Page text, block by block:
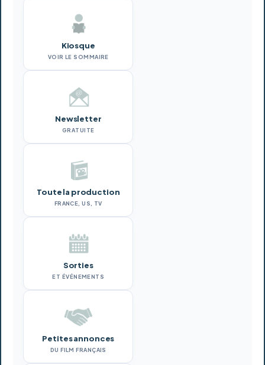
Kiosque
VOIR LE SOMMAIRE
Newsletter
GRATUITE
Toute la production
FRANCE, US, TV
Sorties
ET ÉVÉNEMENTS
Petites annonces
DU FILM FRANÇAIS